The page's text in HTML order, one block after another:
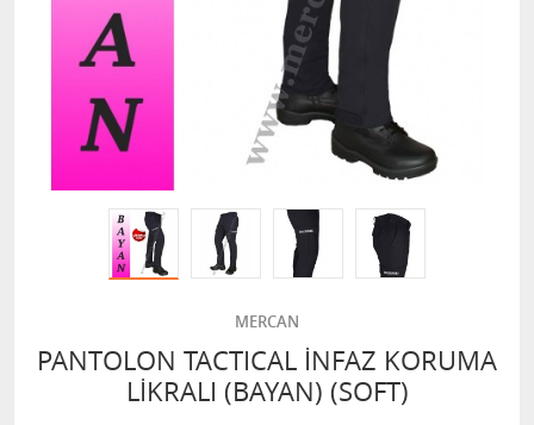
MERCAN
PANTOLON TACTICAL İNFAZ KORUMA
LİKRALI (BAYAN) (SOFT)